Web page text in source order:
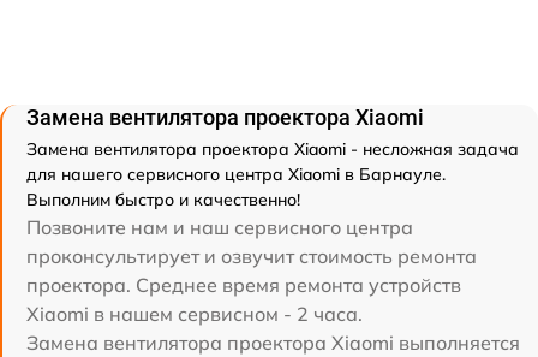
Замена вентилятора проектора Xiaomi
Замена вентилятора проектора Xiaomi - несложная задача
для нашего сервисного центра Xiaomi в Барнауле.
Выполним быстро и качественно!
Позвоните нам и наш сервисного центра
проконсультирует и озвучит стоимость ремонта
проектора. Среднее время ремонта устройств
Xiaomi в нашем сервисном - 2 часа.
Замена вентилятора проектора Xiaomi выполняется